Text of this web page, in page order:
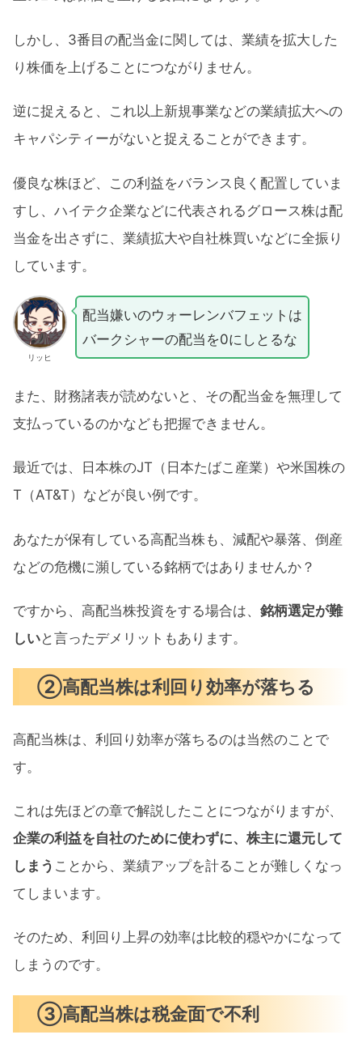
しかし、3番目の配当金に関しては、業績を拡大した
り株価を上げることにつながりません。
逆に捉えると、これ以上新規事業などの業績拡大への
キャパシティーがないと捉えることができます。
優良な株ほど、この利益をバランス良く配置していま
すし、ハイテク企業などに代表されるグロース株は配
当金を出さずに、業績拡大や自社株買いなどに全振り
しています。
リッヒ
配当嫌いのウォーレンバフェットは
バークシャーの配当を0にしとるな
また、財務諸表が読めないと、その配当金を無理して
支払っているのかなども把握できません。
最近では、日本株のJT（日本たばこ産業）や米国株の
T（AT&T）などが良い例です。
あなたが保有している高配当株も、減配や暴落、倒産
などの危機に瀕している銘柄ではありませんか？
ですから、高配当株投資をする場合は、 銘柄選定が難
しいと言ったデメリットもあります。
②高配当株は利回り効率が落ちる
高配当株は、利回り効率が落ちるのは当然のことで
す。
これは先ほどの章で解説したことにつながりますが、
企業の利益を自社のために使わずに、株主に還元して
しまう ことから、業績アップを計ることが難しくなっ
てしまいます。
そのため、利回り上昇の効率は比較的穏やかになって
しまうのです。
③高配当株は税金面で不利